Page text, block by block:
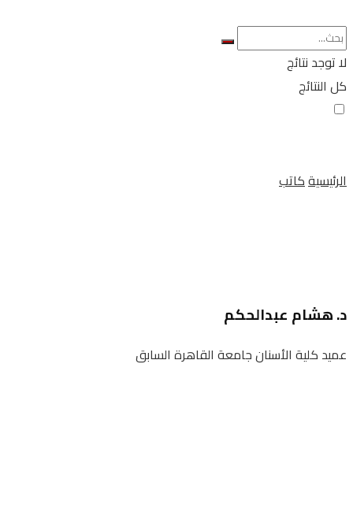
لا توجد نتائج
كل النتائج
الرئيسيةكاتب
د. هشام عبدالحكم
عميد كلية الأسنان جامعة القاهرة السابق